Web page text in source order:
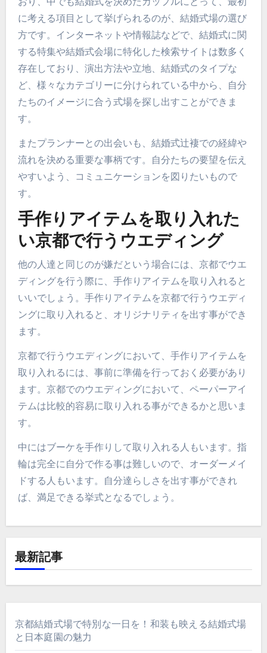
に考える項目として挙げられるのが、結婚式場の選び
方です。インターネットや情報誌などで、結婚式に関
する特集や結婚式会場に特化した検索サイトは数多く
存在しており、演出方法や立地、結婚式のタイプな
ど、様々なカテゴリーに分けられている中から、自分
たちのイメージに合う式場を探し出すことができま
す。
またプランナーとの出会いも、結婚式辻褄での経緯や
流れを決める重要な事柄です。自分たちの要望を伝え
やすいよう、コミュニケーションを図りたいもので
す。
手作りアイテムを取り入れた
い京都で行うウエディング
他の人達と同じのが嫌だという場合には、京都でウエ
ディングを行う際に、手作りアイテムを取り入れると
いいでしょう。手作りアイテムを京都で行うウエディ
ングに取り入れると、オリジナリティを出す事ができ
ます。
京都で行うウエディングにおいて、手作りアイテムを
取り入れるには、事前に準備を行っておく必要があり
ます。京都でのウエディングにおいて、ペーパーアイ
テムは比較的容易に取り入れる事ができるかと思いま
す。
中にはブーケを手作りして取り入れる人もいます。指
輪は完全に自分で作る事は難しいので、オーダーメイ
ドする人もいます。自分達らしさを出す事ができれ
ば、満足できる挙式となるでしょう。
最新記事
京都結婚式場で特別な一日を！和装も映える結婚式場
と日本庭園の魅力